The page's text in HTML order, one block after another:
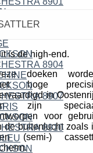
is de high-end.
doeken
hoge
in
zijn
voor
de buitenlucht zoals
(semi-)